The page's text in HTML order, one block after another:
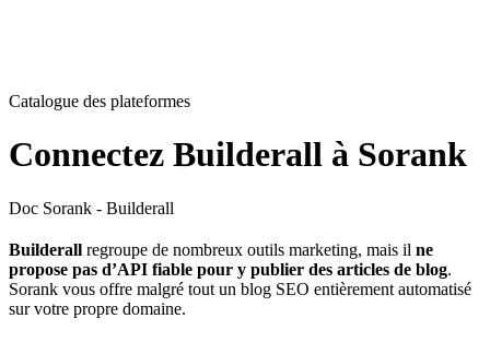
Catalogue des plateformes
Connectez Builderall à Sorank
Doc Sorank - Builderall
Builderall regroupe de nombreux outils marketing, mais il ne
propose pas d’API fiable pour y publier des articles de blog.
Sorank vous offre malgré tout un blog SEO entièrement automatisé
sur votre propre domaine.